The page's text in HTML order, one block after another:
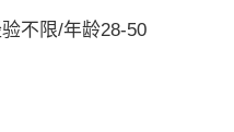
不限/年龄28-50